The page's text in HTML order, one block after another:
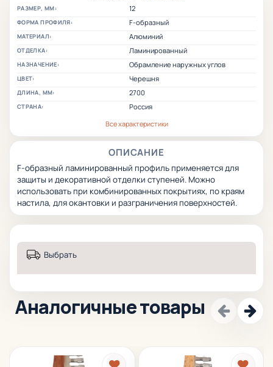
РАЗМЕР, ММ: 12
ФОРМА ПРОФИЛЯ: F-образный
МАТЕРИАЛ: Алюминий
ОТДЕЛКА: Ламинированный
НАЗНАЧЕНИЕ: Обрамление наружных углов
ЦВЕТ: Черешня
ДЛИНА, ММ: 2700
СТРАНА:
Россия
Все характеристики
ОПИСАНИЕ
F-образный ламинированный профиль применяется для
защиты и декоративной отделки ступеней. Можно
использовать при комбинированных покрытиях, по краям
настила, для окантовки и разграничения поверхностей.
Выбрать
Аналогичные товары